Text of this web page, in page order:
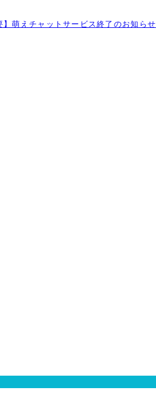
】萌えチャットサービス終了のお知らせ